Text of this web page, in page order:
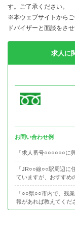
す。ご了承ください。
※本ウェブサイトから
ドバイザーと面談をさ
求人に
お問い合わせ例
「求人番号○○○○○○に
「JR○○線○○駅周辺に
ていますが、おすすめ
「○○県○○市内で、残
報があれば教えてくだ